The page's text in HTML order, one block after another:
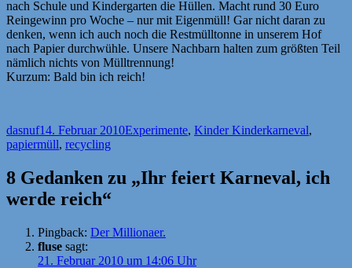
nach Schule und Kindergarten die Hüllen. Macht rund 30 Euro
Reingewinn pro Woche – nur mit Eigenmüll! Gar nicht daran zu
denken, wenn ich auch noch die Restmülltonne in unserem Hof
nach Papier durchwühle. Unsere Nachbarn halten zum größten Teil
nämlich nichts von Mülltrennung!
Kurzum: Bald bin ich reich!
Autor
dasnufVeröffentlicht
am
14. Februar 2010Kategorien
Experimente, Kinder KinderSchlagwörter
karneval,
papiermüll, recycling
8 Gedanken zu „Ihr feiert Karneval, ich
werde reich“
Pingback: Der Millionaer.
fluse sagt:
21. Februar 2010 um 14:06 Uhr